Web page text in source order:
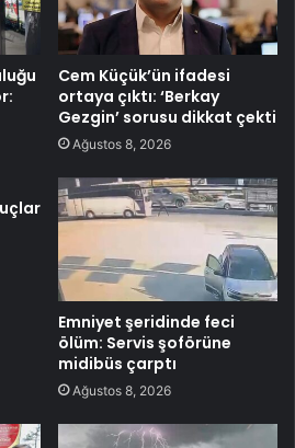
Cem Küçük’ün ifadesi
ortaya çıktı: ‘Berkay
Gezgin’ sorusu dikkat çekti
Ağustos 8, 2026
Emniyet şeridinde feci
ölüm: Servis şoförüne
midibüs çarptı
Ağustos 8, 2026